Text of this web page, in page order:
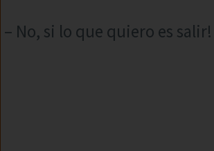
– No, si lo que quiero es salir!